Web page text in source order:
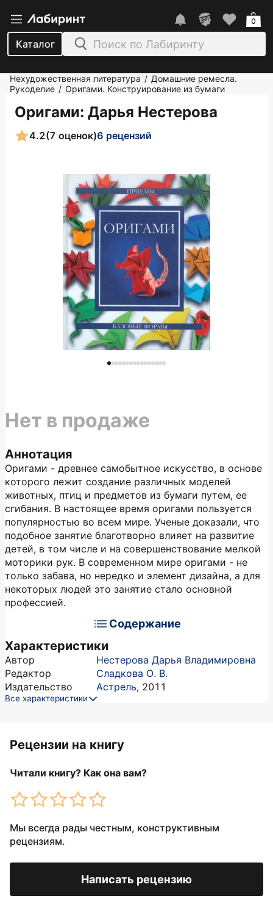
Каталог
0
Нехудожественная литература / Домашние ремесла.
Рукоделие / Оригами. Конструирование из бумаги
Оригами: Дарья Нестерова
4.2(7 оценок)6 рецензий
Аннотация
Оригами - древнее самобытное искусство, в основе
которого лежит создание различных моделей
животных, птиц и предметов из бумаги путем, ее
сгибания. В настоящее время оригами пользуется
популярностью во всем мире. Ученые доказали, что
подобное занятие благотворно влияет на развитие
детей, в том числе и на совершенствование мелкой
моторики рук. В современном мире оригами - не
только забава, но нередко и элемент дизайна, а для
некоторых людей это занятие стало основной
профессией.
Содержание
Характеристики
Автор
Нестерова Дарья Владимировна
Редактор
Сладкова О. В.
Издательство
Астрель, 2011
Все характеристики
Нет в продаже
Рецензии на книгу
Читали книгу? Как она вам?
Мы всегда рады честным, конструктивным
рецензиям.
Написать рецензию